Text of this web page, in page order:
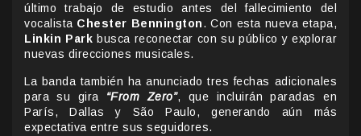
último trabajo de estudio antes del fallecimiento del
vocalista Chester Bennington. Con esta nueva etapa,
Linkin Park busca reconectar con su público y explorar
nuevas direcciones musicales.
La banda también ha anunciado tres fechas adicionales
para su gira “From Zero”, que incluirán paradas en
París, Dallas y São Paulo, generando aún más
expectativa entre sus seguidores.